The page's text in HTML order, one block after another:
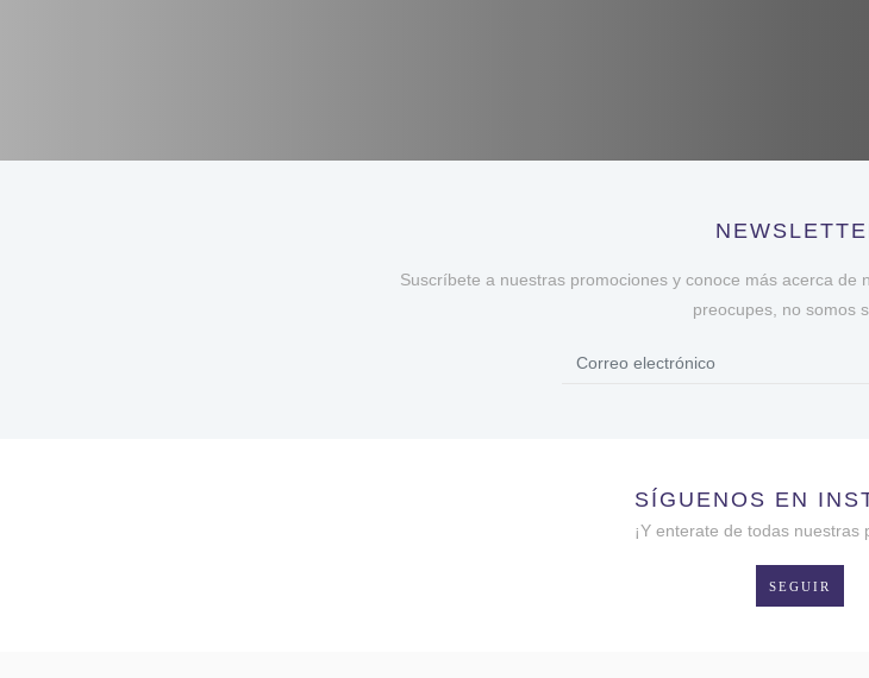
Suscríbete a nuestras promociones y conoce más acerca de
preocupes, no somos
SÍGUENOS EN
¡Y enterate de todas nuestras
SEGUIR